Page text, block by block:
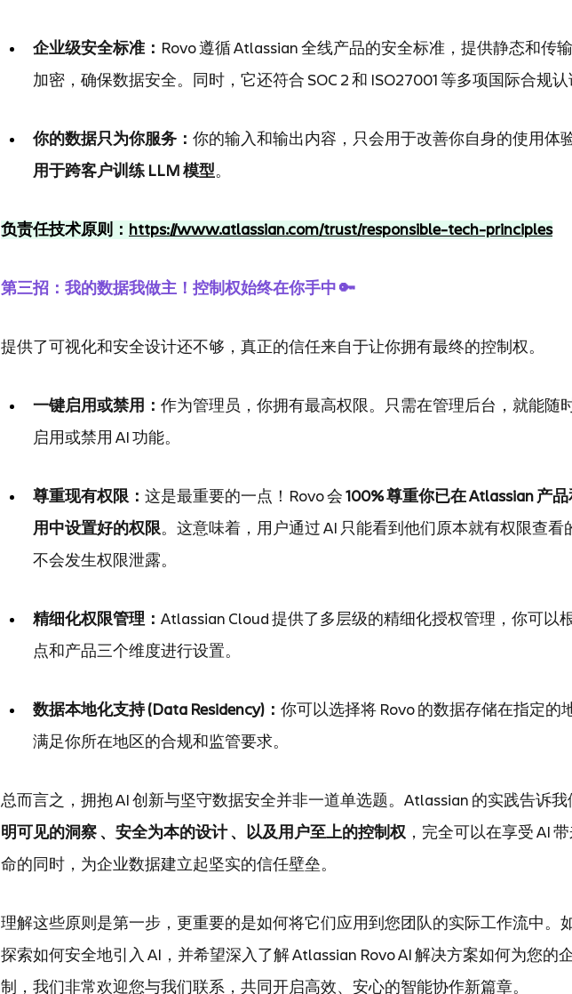
企业级安全标准： Rovo 遵循 Atlassian 全线产品的安全标准，提供静态和传
加密，确保数据安全。同时，它还符合 SOC 2 和 ISO27001 等多项国际合规认
你的数据只为你服务： 你的输入和输出内容，只会用于改善你自身的使用体
用于跨客户训练 LLM 模型。
负责任技术原则： https://www.atlassian.com/trust/responsible-tech-principles
第三招：我的数据我做主！控制权始终在你手中 🔑
提供了可视化和安全设计还不够，真正的信任来自于让你拥有最终的控制权。
一键启用或禁用： 作为管理员，你拥有最高权限。只需在管理后台，就能随
启用或禁用 AI 功能。
尊重现有权限： 这是最重要的一点！Rovo 会 100% 尊重你已在 Atlassian 产
用中设置好的权限。这意味着，用户通过 AI 只能看到他们原本就有权限查看
不会发生权限泄露。
精细化权限管理： Atlassian Cloud 提供了多层级的精细化授权管理，你可以
点和产品三个维度进行设置。
数据本地化支持 (Data Residency)： 你可以选择将 Rovo 的数据存储在指定的
满足你所在地区的合规和监管要求。
总而言之，拥抱 AI 创新与坚守数据安全并非一道单选题。Atlassian 的实践告诉我
明可见的洞察 、安全为本的设计 、以及用户至上的控制权 ，完全可以在享受 AI
命的同时，为企业数据建立起坚实的信任壁垒。
理解这些原则是第一步，更重要的是如何将它们应用到您团队的实际工作流中。
探索如何安全地引入 AI，并希望深入了解 Atlassian Rovo AI 解决方案如何为您的
制，我们非常欢迎您与我们联系，共同开启高效、安心的智能协作新篇章。